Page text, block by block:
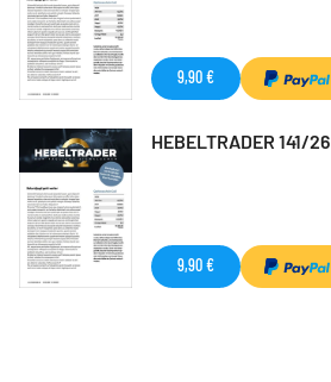
9,90 €
HEBELTRADER 141/26
9,90 €